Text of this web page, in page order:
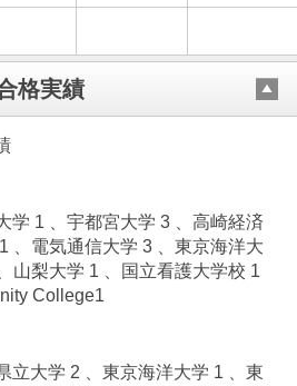
格実績
学 1 、宇都宮大学 3 、高崎経済
、電気通信大学 3 、東京海洋大
山梨大学 1 、国立看護大学校 1
College1
立大学 2 、東京海洋大学 1 、東